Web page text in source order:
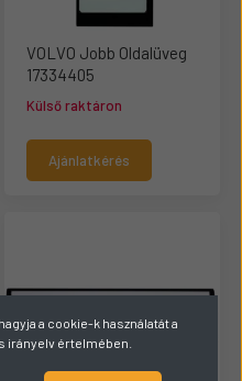
VOLVO Jobb Oldalüveg
17334405
Külső raktáron
Ajánlatkérés
a cookie-k használatát a
irányelv értelmében.